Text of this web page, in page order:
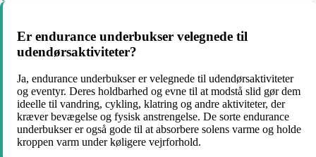
Er endurance underbukser velegnede til
udendørsaktiviteter?
Ja, endurance underbukser er velegnede til udendørsaktiviteter
og eventyr. Deres holdbarhed og evne til at modstå slid gør dem
ideelle til vandring, cykling, klatring og andre aktiviteter, der
kræver bevægelse og fysisk anstrengelse. De sorte endurance
underbukser er også gode til at absorbere solens varme og holde
kroppen varm under køligere vejrforhold.